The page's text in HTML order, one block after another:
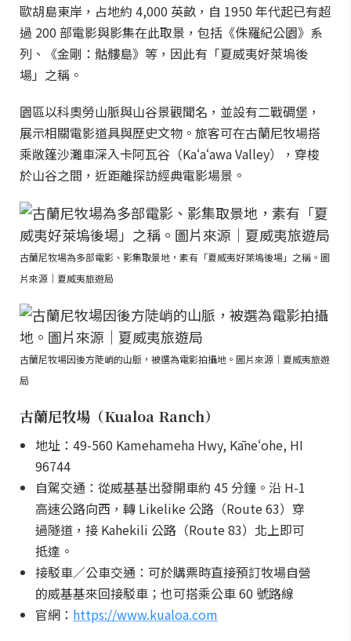
歐胡島東岸，占地約 4,000 英畝，自 1950 年代起已有超
過 200 部電影與影集在此取景，包括《侏羅紀公園》系
列、《金剛：骷髏島》等，因此有「夏威夷好萊塢後
場」之稱。
園區以科奧勞山脈與山谷景觀聞名，並設有二戰碉堡，
展示相關電影道具與歷史文物。旅客可在古蘭尼牧場搭
乘敞篷沙灘車深入卡阿瓦谷（Kaʻaʻawa Valley），穿梭
於山谷之間，近距離探訪經典電影場景。
古蘭尼牧場為多部電影、影集取景地，素有「夏威夷好萊塢後場」之稱。圖
片來源｜夏威夷旅遊局
古蘭尼牧場因後方陡峭的山脈，被選為電影拍攝地。圖片來源｜夏威夷旅遊
局
古蘭尼牧場（Kualoa Ranch）
地址：49-560 Kamehameha Hwy, Kāneʻohe, HI
96744
自駕交通：從威基基出發開車約 45 分鐘。沿 H-1
高速公路向西，轉 Likelike 公路（Route 63）穿
過隧道，接 Kahekili 公路（Route 83）北上即可
抵達。
接駁車／公車交通：可於購票時直接預訂牧場自營
的威基基來回接駁車；也可搭乘公車 60 號路線
官網： https://www.kualoa.com